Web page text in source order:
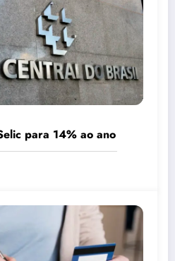
para 14% ao ano